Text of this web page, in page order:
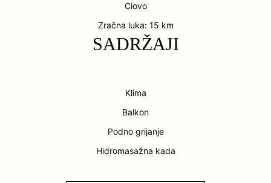
Ciovo
Zračna luka: 15 km
SADRŽAJI
Klima
Balkon
Podno grijanje
Hidromasažna kada